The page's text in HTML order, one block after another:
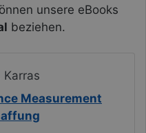
unsere eBooks
beziehen.
Karras
Measurement